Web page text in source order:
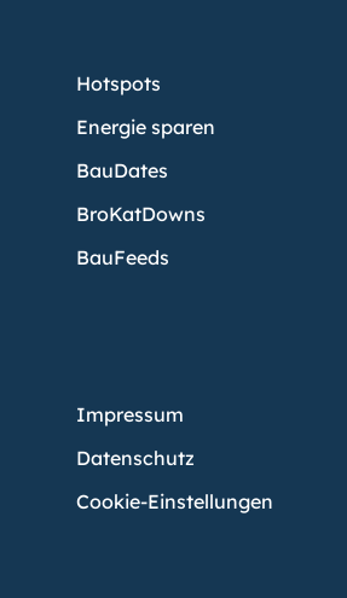
Hotspots
Energie sparen
BauDates
BroKatDowns
BauFeeds
Impressum
Datenschutz
Cookie-Einstellungen